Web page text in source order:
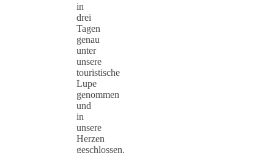
in
drei
Tagen
genau
unter
unsere
touristische
Lupe
genommen
und
in
unsere
Herzen
geschlossen.